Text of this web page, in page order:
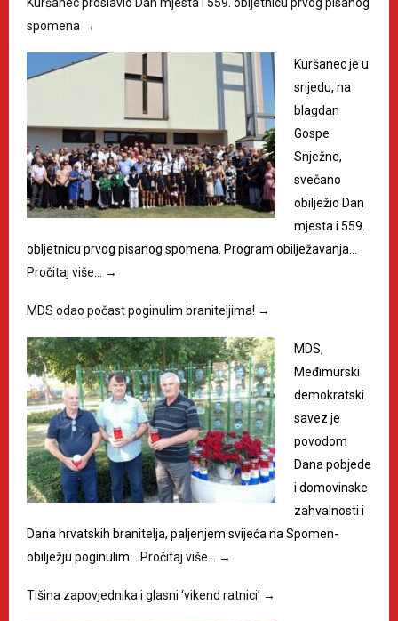
spomena →
Kuršanec je u
srijedu, na
blagdan
Gospe
Snježne,
svečano
obilježio Dan
mjesta i 559.
obljetnicu prvog pisanog spomena. Program obilježavanja…
Pročitaj više…
→
MDS odao počast poginulim braniteljima! →
MDS,
Međimurski
demokratski
savez je
povodom
Dana pobjede
i domovinske
zahvalnosti i
Dana hrvatskih branitelja, paljenjem svijeća na Spomen-
obilježju poginulim… Pročitaj više… →
Tišina zapovjednika i glasni ‘vikend ratnici’ →